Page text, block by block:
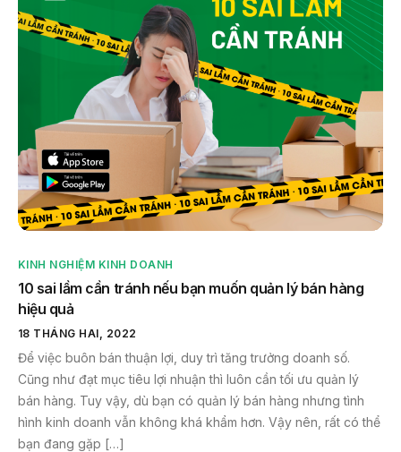
KINH NGHIỆM KINH DOANH
10 sai lầm cần tránh nếu bạn muốn quản lý bán hàng
hiệu quả
18 THÁNG HAI, 2022
Để việc buôn bán thuận lợi, duy trì tăng trưởng doanh số.
Cũng như đạt mục tiêu lợi nhuận thì luôn cần tối ưu quản lý
bán hàng. Tuy vậy, dù bạn có quản lý bán hàng nhưng tình
hình kinh doanh vẫn không khá khẩm hơn. Vậy nên, rất có thể
bạn đang gặp […]